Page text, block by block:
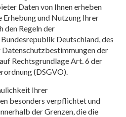
Daten von Ihnen erheben
Erhebung und Nutzung Ihrer
den Regeln der
Deutschland, des
Datenschutzbestimmungen der
Rechtsgrundlage Art. 6 der
(DSGVO).
Ihrer
besonders verpflichtet und
der Grenzen, die die